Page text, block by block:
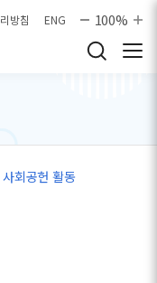
방침 ENG 100%
사회공헌 활동